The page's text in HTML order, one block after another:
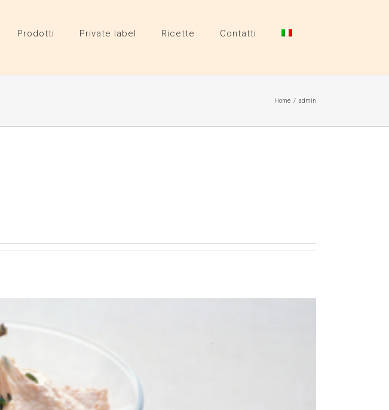
Prodotti Private label Ricette Contatti
Home / admin